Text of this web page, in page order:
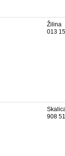
Žilina
013 15
908 51